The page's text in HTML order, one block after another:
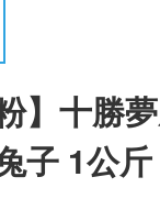
】十勝
子 1公